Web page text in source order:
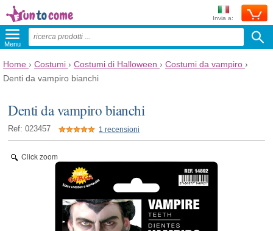
Invia a:
Menu
Home › Costumi › Costumi di Halloween › Costumi da vampiro ›
Denti da vampiro bianchi
Denti da vampiro bianchi
Ref: 023457 1 recensioni
Click zoom